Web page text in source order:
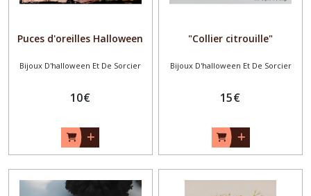
Puces d'oreilles Halloween
Bijoux D'halloween Et De Sorcier
10€
"Collier citrouille"
Bijoux D'halloween Et De Sorcier
15€